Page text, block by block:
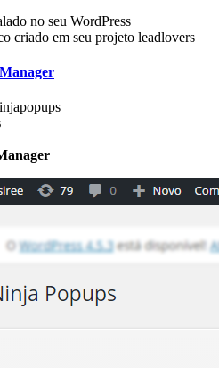
no seu WordPress
criado em seu projeto leadlovers